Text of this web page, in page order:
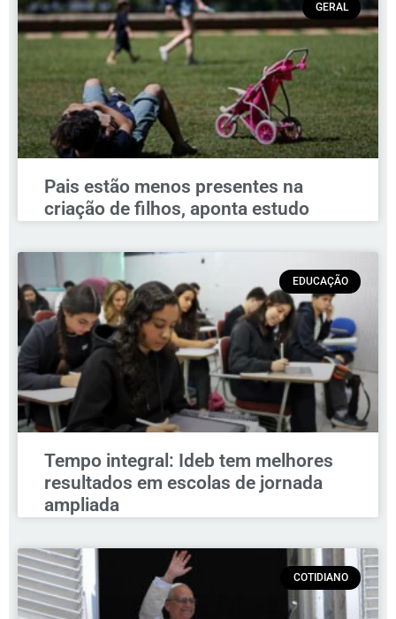
GERAL
Pais estão menos presentes na
criação de filhos, aponta estudo
EDUCAÇÃO
Tempo integral: Ideb tem melhores
resultados em escolas de jornada
ampliada
COTIDIANO